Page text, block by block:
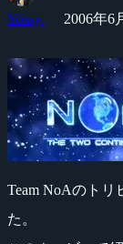
Yossy 2006年6
Team NoAのト
た。